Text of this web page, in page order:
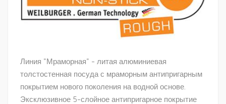
Линия "Мраморная" - литая алюминиевая
толстостенная посуда с мраморным антипригарным
покрытием нового поколения на водной основе.
Эксклюзивное 5-слойное антипригарное покрытие